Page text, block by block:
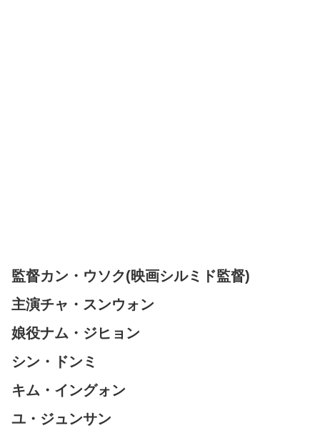
監督カン・ウソク(映画シルミド監督)
主演チャ・スンウォン
娘役ナム・ジヒョン
シン・ドンミ
キム・イングォン
ユ・ジュンサン